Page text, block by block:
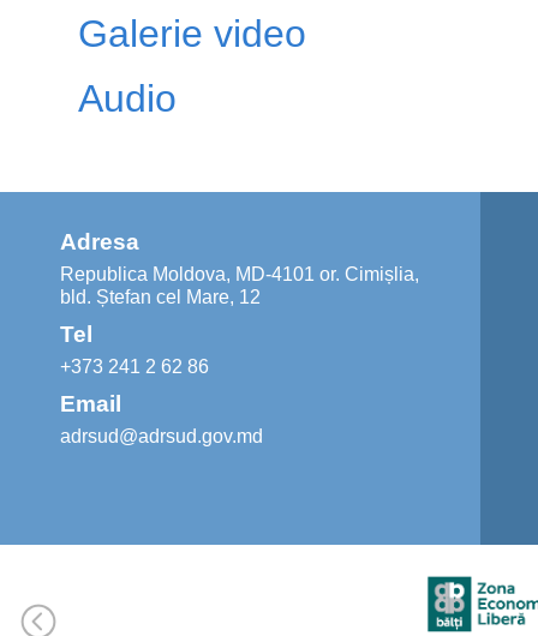
Galerie video
Audio
Adresa
Republica Moldova, MD-4101 or. Cimișlia,
bld. Ștefan cel Mare, 12
Tel
+373 241 2 62 86
Email
adrsud@adrsud.gov.md